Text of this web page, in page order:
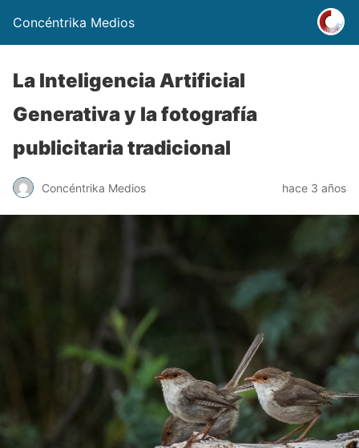
Concéntrika Medios
La Inteligencia Artificial
Generativa y la fotografía
publicitaria tradicional
Concéntrika Medios hace 3 años